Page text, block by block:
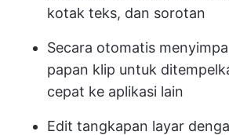
kotak teks, dan sorotan
Secara otomatis
papan klip untuk
cepat ke aplikasi lain
Edit tangkapan layar